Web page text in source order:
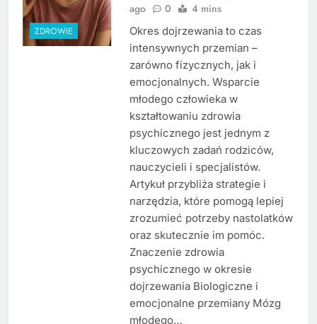
ZDROWIE
ago
0 4 mins
Okres dojrzewania to czas
intensywnych przemian –
zarówno fizycznych, jak i
emocjonalnych. Wsparcie
młodego człowieka w
kształtowaniu zdrowia
psychicznego jest jednym z
kluczowych zadań rodziców,
nauczycieli i specjalistów.
Artykuł przybliża strategie i
narzędzia, które pomogą lepiej
zrozumieć potrzeby nastolatków
oraz skutecznie im pomóc.
Znaczenie zdrowia
psychicznego w okresie
dojrzewania Biologiczne i
emocjonalne przemiany Mózg
młodego…